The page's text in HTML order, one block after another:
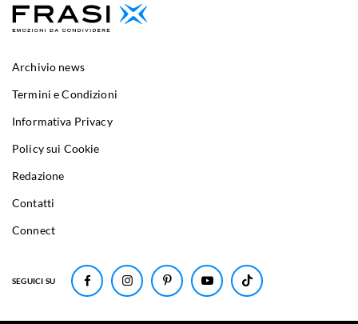
SEGUICI SU
Archivio news
Termini e Condizioni
Informativa Privacy
Policy sui Cookie
Redazione
Contatti
Connect